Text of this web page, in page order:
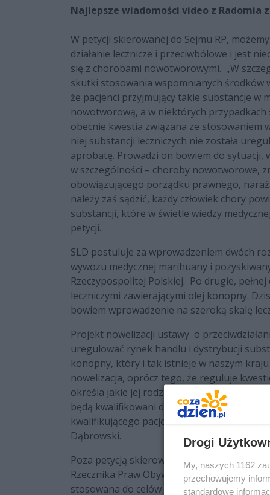
Najlepsze wiadomości video z Radomia
W petycji skierowanej do Sejmu RP,
działanie lecznicze i przeciwbólowe i jest
się z chorobami nowotworowymi. „W
skutki stosowania wspomnianych środków
że pacjenci przyjmujący takie substancje w
nowotworową, a w niektórych
obecnie kwestia związana ze stosowaniem
niej substancji leczniczych nie została
aprobatę. Prowadzi on bowiem do sytuacji,
w szczególności – choroby nowotworowe,
obowiązującego porządku prawnego,
należy zaś sądzić, każdy człowiek chory
substancji, które w świetle wiedzy
petycji.
SLD postuluje za wprowadzeniem dwóch
wywozu medycznej marihuany i
Rzeczypospolitej Polskiej. Po drugie,
leczniczymi zawierającymi olej konopny.
bowiem wprowadzenie na szeroką skalę
Projekt nowelizacji ustawy o
uregulować rynek handlu i dystrybucji
konopny, który i tak istnieje w naszym
nowelizacja, oprócz tego, że reguluje
określa jakie jej rodzaje mogą zostać użyte
będą kwalifikowani do leczenia. Celem
kwalifikującego pacjentów do leczenia z
Dąbrowski.
Poza petycją skierowaną do sejmu, Sojusz
Rzecznika Praw Obywatelskich Adama
stosowana do celów medycznych i jest to
Drogi
My, naszych 1162
przechowujemy
standardowe